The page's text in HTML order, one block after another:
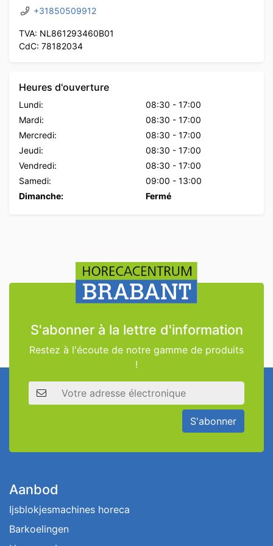
+31850509912
TVA: NL861293460B01
CdC: 78182034
Heures d'ouverture
Lundi: 08:30 - 17:00
Mardi:
08:30 - 17:00
Mercredi:
08:30 - 17:00
Jeudi:
08:30 - 17:00
Vendredi:
08:30 - 17:00
Samedi:
09:00 - 13:00
Dimanche:
Fermé
S'abonner à la lettre d'information
Restez à l'écoute de notre gamme de produits
!
Adresse électronique
S'abonner
Aanbod
Ijsblokjesmachines horeca
Barkoelingen